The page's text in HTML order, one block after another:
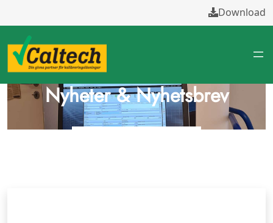
Download
Nyheter & Nyhetsbrev